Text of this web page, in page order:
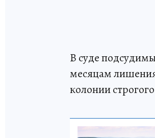
В суде
месяцам
колонии